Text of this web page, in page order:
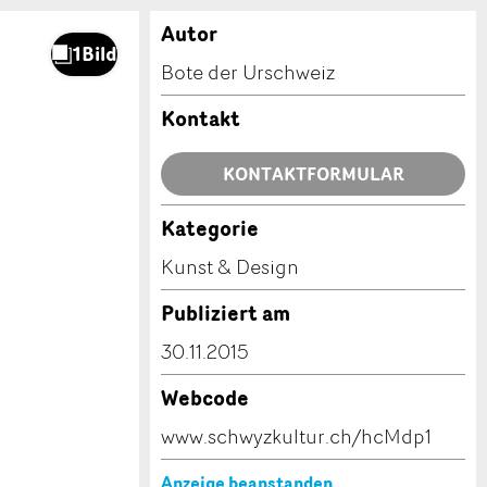
Autor
Bote der Urschweiz
Kontakt
KONTAKTFORMULAR
Kategorie
Kunst & Design
Publiziert am
30.11.2015
Webcode
www.schwyzkultur.ch/hcMdp1